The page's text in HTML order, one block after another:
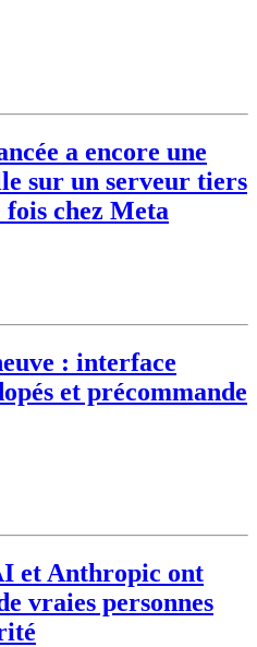
a encore une
sur un serveur tiers
chez Meta
: interface
et précommande
et Anthropic ont
vraies personnes